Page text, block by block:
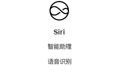
Siri
智能助理
语音识别